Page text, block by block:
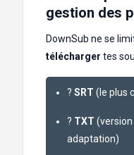
gestion des
DownSub ne se
télécharger tes
? SRT (le plus
?️ TXT
adaptation)